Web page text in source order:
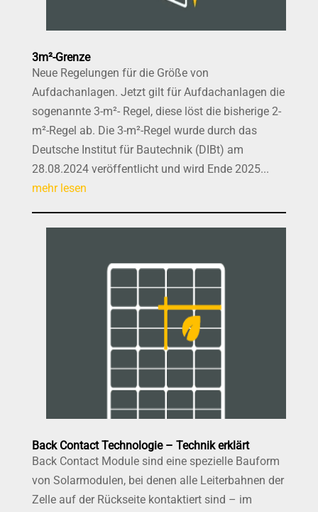
3m²-Grenze
Neue Regelungen für die Größe von
Aufdachanlagen. Jetzt gilt für Aufdachanlagen die
sogenannte 3-m²- Regel, diese löst die bisherige 2-
m²-Regel ab. Die 3-m²-Regel wurde durch das
Deutsche Institut für Bautechnik (DIBt) am
28.08.2024 veröffentlicht und wird Ende 2025...
mehr lesen
Back Contact Technologie – Technik erklärt
Back Contact Module sind eine spezielle Bauform
von Solarmodulen, bei denen alle Leiterbahnen der
Zelle auf der Rückseite kontaktiert sind – im